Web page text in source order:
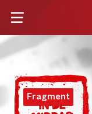
Fragment